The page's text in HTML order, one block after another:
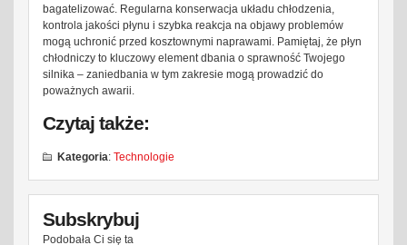
bagatelizować. Regularna konserwacja układu chłodzenia,
kontrola jakości płynu i szybka reakcja na objawy problemów
mogą uchronić przed kosztownymi naprawami. Pamiętaj, że płyn
chłodniczy to kluczowy element dbania o sprawność Twojego
silnika – zaniedbania w tym zakresie mogą prowadzić do
poważnych awarii.
Czytaj także:
Kategoria: Technologie
Subskrybuj
Podobała Ci się ta